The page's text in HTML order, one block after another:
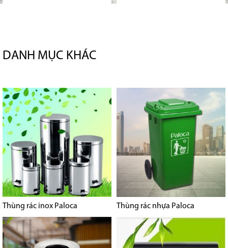
DANH MỤC KHÁC
Thùng rác inox Paloca Thùng rác nhựa Paloca